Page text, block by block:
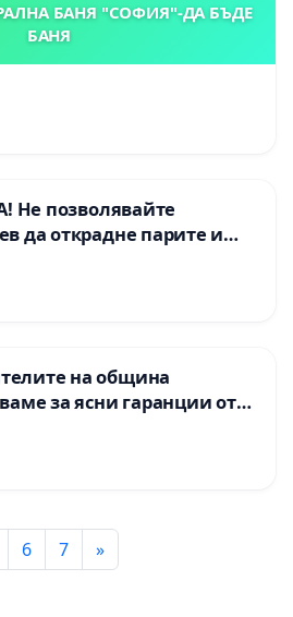
БАНЯ "СОФИЯ"-ДА БЪДЕ
БАНЯ
Не позволявайте
да открадне парите и
на община
за ясни гаранции от
и от държавата, че ще се
екологични норми!
6 7 »